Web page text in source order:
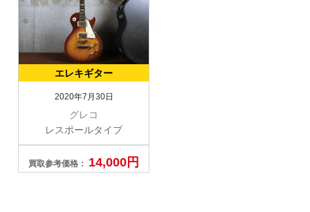
エレキギター
2020年7月30日
グレコ
レスポールタイプ
買取参考価格： 14,000円